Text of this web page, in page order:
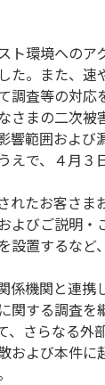
ト環境へのア
た。また、速
調査等の対応
さまの二次被
響範囲および
えで、４月３
れたお客さま
よびご説明・
設置するなど
係機関と連携
関する調査を
、さらなる外
および本件に